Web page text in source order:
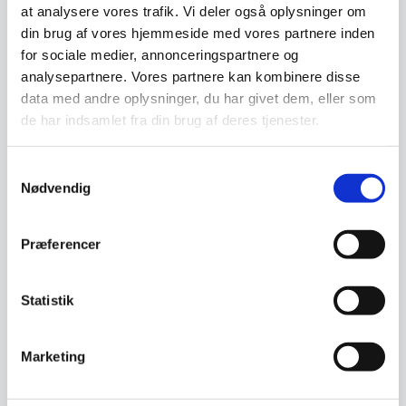
at analysere vores trafik. Vi deler også oplysninger om
din brug af vores hjemmeside med vores partnere inden
for sociale medier, annonceringspartnere og
analysepartnere. Vores partnere kan kombinere disse
data med andre oplysninger, du har givet dem, eller som
de har indsamlet fra din brug af deres tjenester.
Nødvendig
Præferencer
Statistik
Marketing
Elektrisk varmeplade i 1/1 gn
størrelse. Varmeplade til 1/1 gn,
20,00 DKK
ex. moms
/ dag
Rabat ved flere dage
Leje af Gasstegeplade,
Gulvmodel.
Stegepladen kan gå op til 300°.
Stegepladen har 2 zoner så